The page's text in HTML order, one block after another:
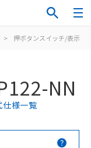
> 押ボタンスイッチ/表示灯
NN
様一覧